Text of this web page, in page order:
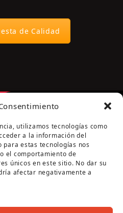
utilizamos tecnologías como
a la información del
estas tecnologías nos
el comportamiento de
únicos en este sitio. No dar su
afectar negativamente a
de Calidad
la Diputación de Córdoba